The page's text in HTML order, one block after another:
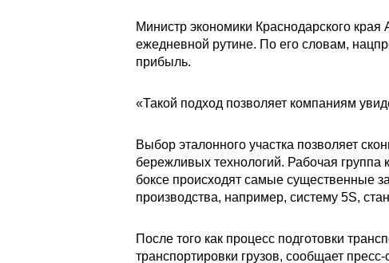
Министр экономики Краснодарского
ежедневной рутине. По его словам,
прибыль.
«Такой подход позволяет компаниям
Выбор эталонного участка позволяет
бережливых технологий. Рабочая группа
боксе происходят самые существенные
производства, например, систему 5S,
После того как процесс подготовки
транспортировки грузов, сообщает